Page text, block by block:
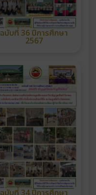
ฉบับที่ 36 ปีการศึกษา
2567